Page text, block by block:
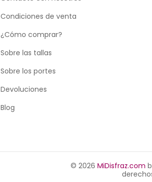
Condiciones de venta
¿Cómo comprar?
Sobre las tallas
Sobre los portes
Devoluciones
Blog
© 2026 MiDisfraz.com